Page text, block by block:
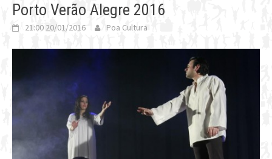
Porto Verão Alegre 2016
21:00 20/01/2016 Poa Cultura